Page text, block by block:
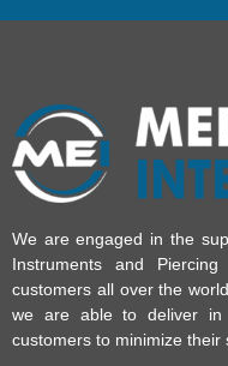
We are engaged in the
Instruments and
customers all over the
we are able to deliver in
customers to minimize their